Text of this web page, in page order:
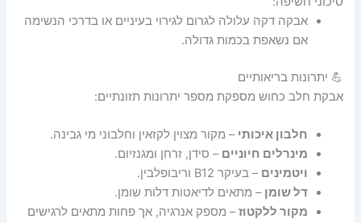
אבקה דקה עלולה לגרום לגירוי בעיניים או בדרכי הנשימה
אם נשאפת בכמות גדולה.
💪 יתרונות בריאותיים
אבקת חלב כחוש מספקת מספר יתרונות תזונתיים:
חלבון איכותי – מקור מצוין לקזאין וחלבוני מי גבינה.
מינרלים חיוניים – סידן, זרחן ומגנזיום.
ויטמינים – בעיקר B12 וריבופלבין.
דל שומן – מתאים לדיאטות דלות שומן.
מקור ללקטוז– מספק אנרגיה, אך פחות מתאים לרגישים